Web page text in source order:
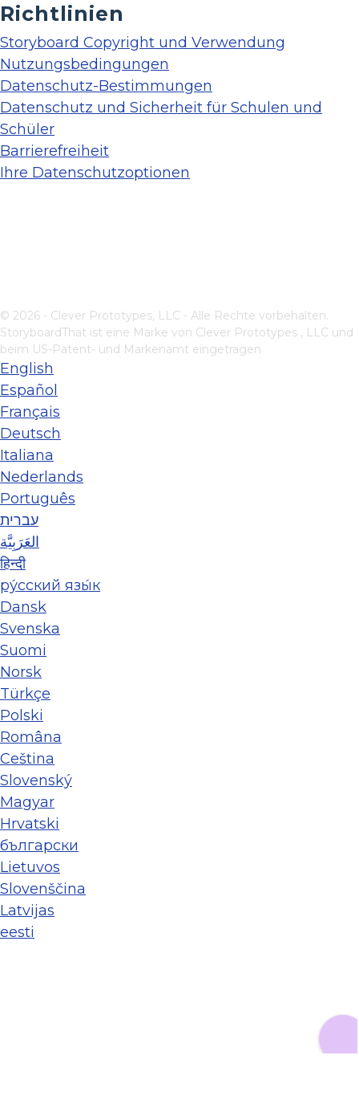
Richtlinien
Storyboard Copyright und Verwendung
Nutzungsbedingungen
Datenschutz-Bestimmungen
Datenschutz und Sicherheit für Schulen und
Schüler
Barrierefreiheit
Ihre Datenschutzoptionen
© 2026 - Clever Prototypes, LLC - Alle Rechte vorbehalten.
StoryboardThat ist eine Marke von Clever Prototypes , LLC und
beim US-Patent- und Markenamt eingetragen
English
Español
Français
Deutsch
Italiana
Nederlands
Português
עברית
العَرَبِيَّة
हिन्दी
ру́сский язы́к
Dansk
Svenska
Suomi
Norsk
Türkçe
Polski
Româna
Ceština
Slovenský
Magyar
Hrvatski
български
Lietuvos
Slovenščina
Latvijas
eesti